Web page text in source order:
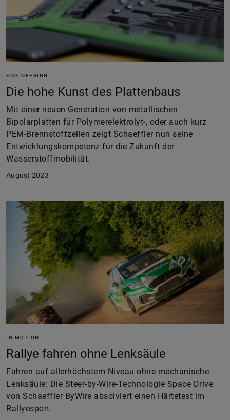
ENGINEERING
Die hohe Kunst des Plattenbaus
Mit einer neuen Generation von metallischen
Bipolarplatten für Polymerelektrolyt-, oder auch kurz
PEM-Brennstoffzellen zeigt Schaeffler nun seine
Entwicklungskompetenz für die Zukunft der
Wasserstoffmobilität.
August 2023
IN MOTION
Rallye fahren ohne Lenksäule
Fahren auf allerhöchstem Niveau ohne mechanische
Lenksäule: Die Steer-by-Wire-Technologie Space Drive
von Schaeffler ByWire absolviert einen Härtetest im
Rallyesport.